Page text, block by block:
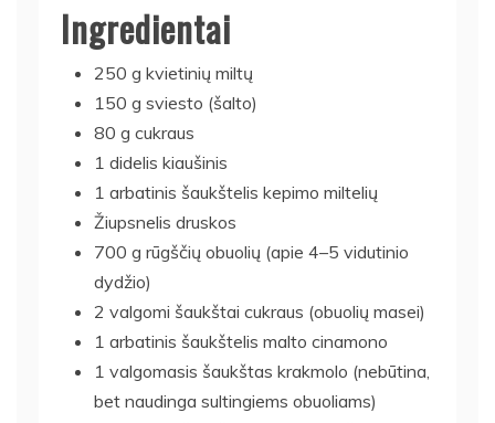
Ingredientai
250 g kvietinių miltų
150 g sviesto (šalto)
80 g cukraus
1 didelis kiaušinis
1 arbatinis šaukštelis kepimo miltelių
Žiupsnelis druskos
700 g rūgščių obuolių (apie 4–5 vidutinio
dydžio)
2 valgomi šaukštai cukraus (obuolių masei)
1 arbatinis šaukštelis malto cinamono
1 valgomasis šaukštas krakmolo (nebūtina,
bet naudinga sultingiems obuoliams)